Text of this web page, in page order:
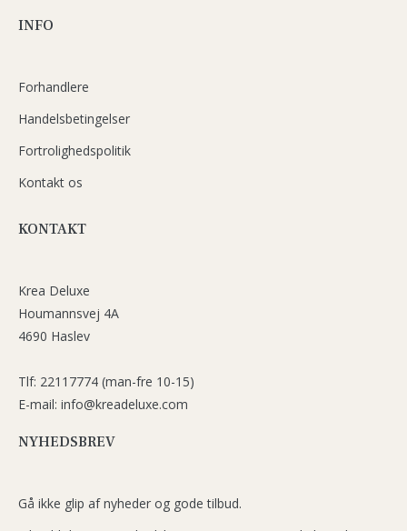
INFO
Forhandlere
Handelsbetingelser
Fortrolighedspolitik
Kontakt os
KONTAKT
Krea Deluxe
Houmannsvej 4A
4690 Haslev
Tlf: 22117774 (man-fre 10-15)
E-mail: info@kreadeluxe.com
NYHEDSBREV
Gå ikke glip af nyheder og gode tilbud.